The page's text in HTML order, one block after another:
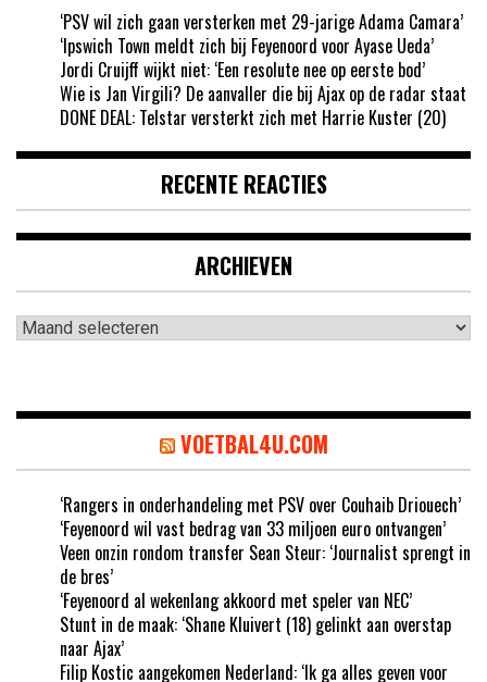
‘PSV wil zich gaan versterken met 29-jarige Adama Camara’
‘Ipswich Town meldt zich bij Feyenoord voor Ayase Ueda’
Jordi Cruijff wijkt niet: ‘Een resolute nee op eerste bod’
Wie is Jan Virgili? De aanvaller die bij Ajax op de radar staat
DONE DEAL: Telstar versterkt zich met Harrie Kuster (20)
RECENTE REACTIES
ARCHIEVEN
Archieven
VOETBAL4U.COM
‘Rangers in onderhandeling met PSV over Couhaib Driouech’
‘Feyenoord wil vast bedrag van 33 miljoen euro ontvangen’
Veen onzin rondom transfer Sean Steur: ‘Journalist sprengt in
de bres’
‘Feyenoord al wekenlang akkoord met speler van NEC’
Stunt in de maak: ‘Shane Kluivert (18) gelinkt aan overstap
naar Ajax’
Filip Kostic aangekomen Nederland: ‘Ik ga alles geven voor